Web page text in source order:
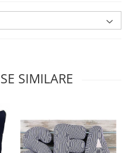
SIMILARE